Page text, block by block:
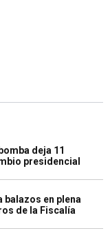
deja 11
presidencial
balazos en plena
de la Fiscalía